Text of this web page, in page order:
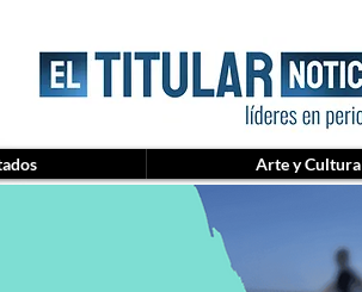
Arte y Cultura